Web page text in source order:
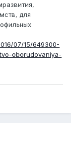
для
07/15/649300-
oborudovaniya-